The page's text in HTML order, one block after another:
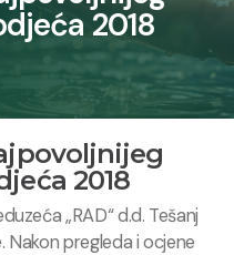
2018
2018
„RAD“ d.d. Tešanj
Nakon pregleda i ocjene